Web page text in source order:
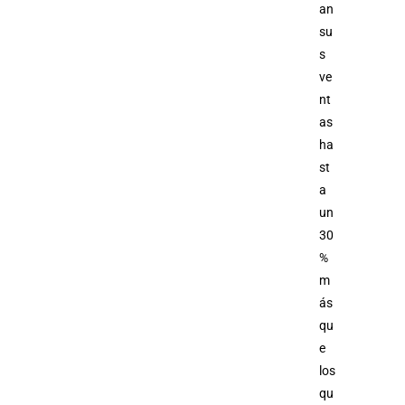
an
su
s
ve
nt
as
ha
st
a
un
30
%
m
ás
qu
e
los
qu